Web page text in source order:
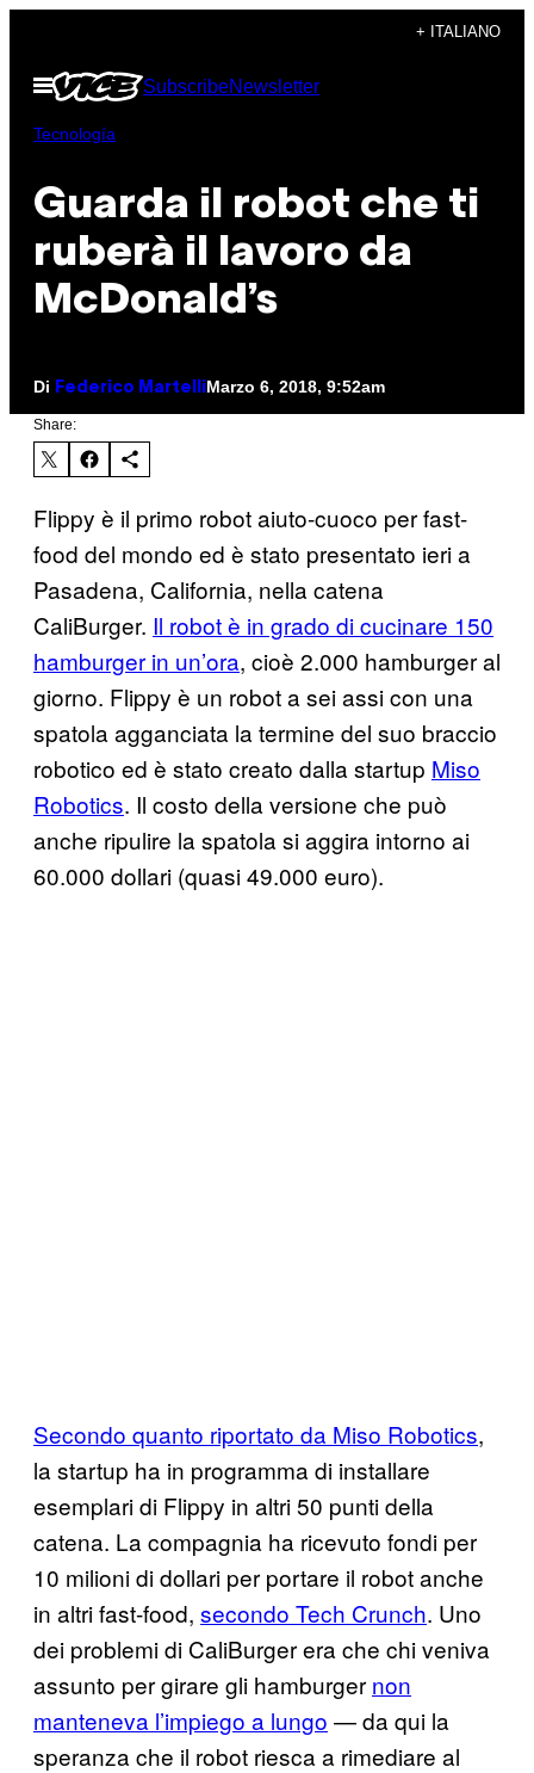
contenuto
+ ITALIANO
Apri
SubscribeNewsletter
Tecnología
Guarda il robot che ti
ruberà il lavoro da
McDonald’s
Di Federico MartelliMarzo 6, 2018, 9:52am
Share:
Flippy è il primo robot aiuto-cuoco per fast-
food del mondo ed è stato presentato ieri a
Pasadena, California, nella catena
CaliBurger. Il robot è in grado di cucinare 150
hamburger in un’ora, cioè 2.000 hamburger al
giorno. Flippy è un robot a sei assi con una
spatola agganciata la termine del suo braccio
robotico ed è stato creato dalla startup Miso
Robotics. Il costo della versione che può
anche ripulire la spatola si aggira intorno ai
60.000 dollari (quasi 49.000 euro).
Secondo quanto riportato da Miso Robotics,
la startup ha in programma di installare
esemplari di Flippy in altri 50 punti della
catena. La compagnia ha ricevuto fondi per
10 milioni di dollari per portare il robot anche
in altri fast-food, secondo Tech Crunch. Uno
dei problemi di CaliBurger era che chi veniva
assunto per girare gli hamburger non
manteneva l’impiego a lungo — da qui la
speranza che il robot riesca a rimediare al